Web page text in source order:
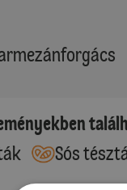
Sós